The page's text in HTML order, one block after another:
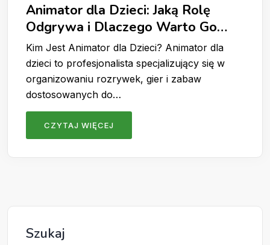
Animator dla Dzieci: Jaką Rolę
Odgrywa i Dlaczego Warto Go
Wynająć?
Kim Jest Animator dla Dzieci? Animator dla
dzieci to profesjonalista specjalizujący się w
organizowaniu rozrywek, gier i zabaw
dostosowanych do…
CZYTAJ WIĘCEJ
Szukaj